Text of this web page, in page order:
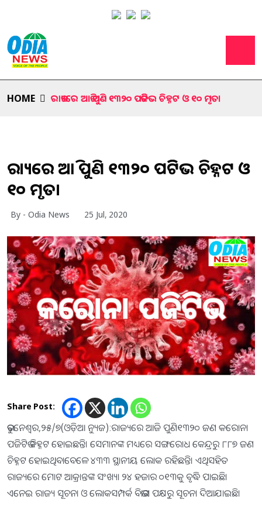
HOME ରାଜ୍ୟରେ ଆଜି ପୁଣି ୧୩୨୦ ପଜିଟିଭ ଚିହ୍ନଟ ଓ ୧୦ ମୃତ।
ରାଜ୍ୟରେ ଆଜି ପୁଣି ୧୩୨୦ ପଜିଟିଭ ଚିହ୍ନଟ ଓ
୧୦ ମୃତ।
By - Odia News 25 Jul, 2020
Share Post:
ଭୁବନେଶ୍ବର,୨୫/୭(ଓଡ଼ିଆ ନ୍ୟୁଜ):ରାଜ୍ୟରେ ଆଜି ପୁଣି୧୩୨୦ ଜଣ କରୋନା
ପଜିଟିଭ ଚିହ୍ନଟ ହୋଇଛନ୍ତି। ସେମାନଙ୍କ ମଧ୍ୟରେ ସଙ୍ଗରୋଧ କେନ୍ଦ୍ରରୁ ୮୮୭ ଜଣ
ଚିହ୍ନଟ ହୋଇଥିବାବେଳେ ୪୩୩ ସ୍ଥାନୀୟ ଲୋକ ରହିଛନ୍ତି। ଏଥିସହିତ
ରାଜ୍ୟରେ ମୋଟ ଆକ୍ରାନ୍ତଙ୍କ ସଂଖ୍ୟା ୨୪ ହଜାର ୦୧୩କୁ ବୃଦ୍ଧି ପାଇଛି।
ଏନେଇ ରାଜ୍ୟ ସୂଚନା ଓ ଲୋକସମ୍ପର୍କ ବିଭାଗ ପକ୍ଷରୁ ସୂଚନା ଦିଆଯାଇଛି।